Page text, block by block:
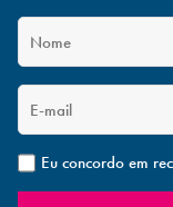
Eu concordo em